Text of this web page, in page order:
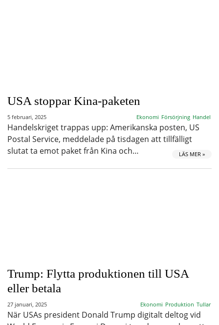
USA stoppar Kina-paketen
5 februari, 2025 Ekonomi Försörjning Handel
Handelskriget trappas upp: Amerikanska posten, US
Postal Service, meddelade på tisdagen att tillfälligt
slutat ta emot paket från Kina och…
LÄS MER »
Trump: Flytta produktionen till USA
eller betala
27 januari, 2025 Ekonomi Produktion Tullar
När USAs president Donald Trump digitalt deltog vid